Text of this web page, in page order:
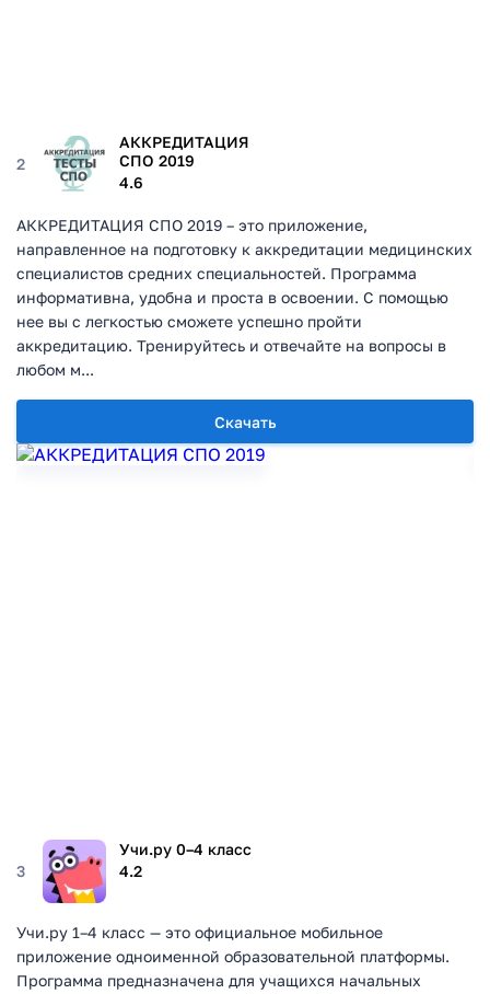
2
АККРЕДИТАЦИЯ
СПО 2019
4.6
Скачать
АККРЕДИТАЦИЯ СПО 2019 – это приложение,
направленное на подготовку к аккредитации медицинских
специалистов средних специальностей. Программа
информативна, удобна и проста в освоении. С помощью
нее вы с легкостью сможете успешно пройти
аккредитацию. Тренируйтесь и отвечайте на вопросы в
любом м...
3
Учи.ру 0–4 класс
4.2
Учи.ру 1–4 класс — это официальное мобильное
приложение одноименной образовательной платформы.
Программа предназначена для учащихся начальных